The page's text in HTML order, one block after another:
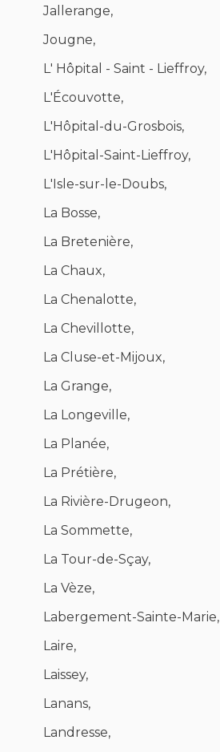
Jallerange,
Jougne,
L' Hôpital - Saint - Lieffroy,
L'Écouvotte,
L'Hôpital-du-Grosbois,
L'Hôpital-Saint-Lieffroy,
L'Isle-sur-le-Doubs,
La Bosse,
La Bretenière,
La Chaux,
La Chenalotte,
La Chevillotte,
La Cluse-et-Mijoux,
La Grange,
La Longeville,
La Planée,
La Prétière,
La Rivière-Drugeon,
La Sommette,
La Tour-de-Sçay,
La Vèze,
Labergement-Sainte-Marie,
Laire,
Laissey,
Lanans,
Landresse,